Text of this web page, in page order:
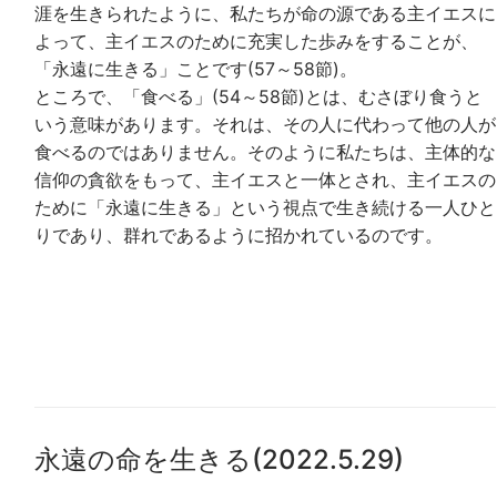
涯を生きられたように、私たちが命の源である主イエスに
よって、主イエスのために充実した歩みをすることが、
「永遠に生きる」ことです(57～58節)。
ところで、「食べる」(54～58節)とは、むさぼり食うと
いう意味があります。それは、その人に代わって他の人が
食べるのではありません。そのように私たちは、主体的な
信仰の貪欲をもって、主イエスと一体とされ、主イエスの
ために「永遠に生きる」という視点で生き続ける一人ひと
りであり、群れであるように招かれているのです。
永遠の命を生きる(2022.5.29)